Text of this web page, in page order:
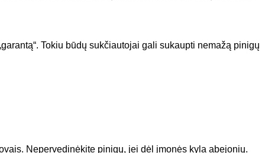
Tokiu būdų sukčiautojai gali sukaupti nemažą pinigų
Nepervedinėkite pinigų, jei dėl įmonės kyla abejonių.